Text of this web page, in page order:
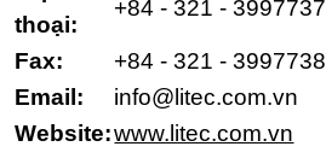
thoại:
+84 - 321 - 3997737
Fax:
+84 - 321 - 3997738
Email:
info@litec.com.vn
Website:www.litec.com.vn